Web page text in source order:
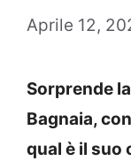
Aprile 12,
Sorprende
Bagnaia,
qual è il suo